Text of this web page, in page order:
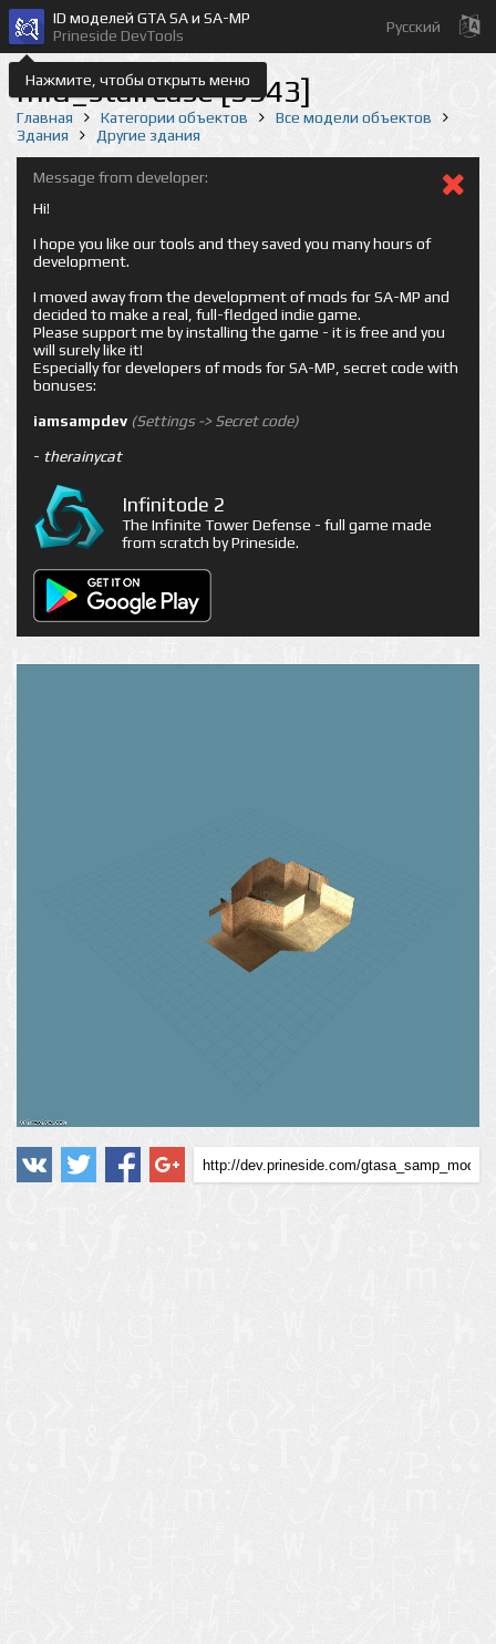
Нажмите, чтобы открыть меню
ID моделей GTA SA и SA-MP
Prineside DevTools
Русский
mid_staircase [3943]
Главная Категории объектов
Все модели объектов
Здания
Другие здания
Message from developer:
Hi!
I hope you like our tools and they saved you many hours of
development.
I moved away from the development of mods for SA-MP and
decided to make a real, full-fledged indie game.
Please support me by installing the game - it is free and you
will surely like it!
Especially for developers of mods for SA-MP, secret code with
bonuses:
iamsampdev (Settings -> Secret code)
- therainycat
Infinitode 2
The Infinite Tower Defense - full game made
from scratch by Prineside.